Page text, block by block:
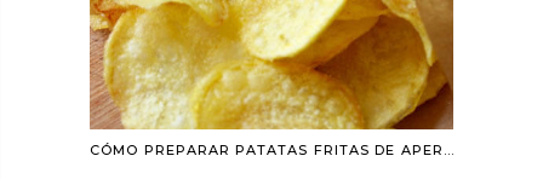
CÓMO PREPARAR PATATAS FRITAS DE APERITIVO